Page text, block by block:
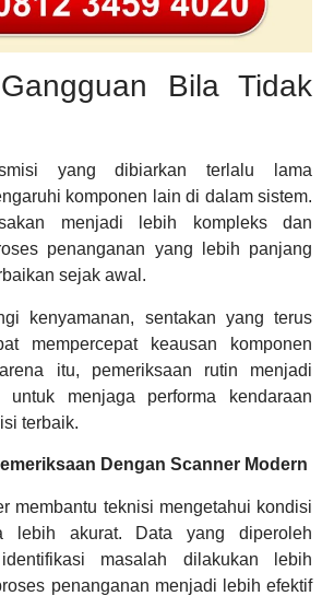
Bila Tidak
yang dibiarkan terlalu lama
komponen lain di dalam sistem.
menjadi lebih kompleks dan
penanganan yang lebih panjang
sejak awal.
kenyamanan, sentakan yang terus
mempercepat keausan komponen
itu, pemeriksaan rutin menjadi
untuk menjaga performa kendaraan
terbaik.
Dengan Scanner Modern
membantu teknisi mengetahui kondisi
lebih akurat. Data yang diperoleh
masalah dilakukan lebih
penanganan menjadi lebih efektif